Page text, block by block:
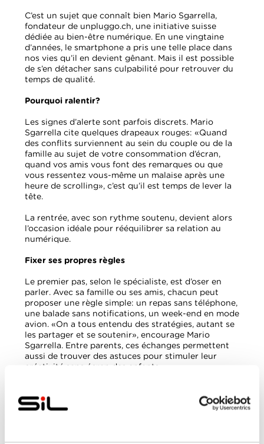
C’est un sujet que connaît bien Mario Sgarrella,
fondateur de unpluggo.ch, une initiative suisse
dédiée au bien-être numérique. En une vingtaine
d’années, le smartphone a pris une telle place dans
nos vies qu’il en devient gênant. Mais il est possible
de s’en détacher sans culpabilité pour retrouver du
temps de qualité.
Pourquoi ralentir?
Les signes d’alerte sont parfois discrets. Mario
Sgarrella cite quelques drapeaux rouges: «Quand
des conflits surviennent au sein du couple ou de la
famille au sujet de votre consommation d’écran,
quand vos amis vous font des remarques ou que
vous ressentez vous-même un malaise après une
heure de scrolling», c’est qu’il est temps de lever la
tête.
La rentrée, avec son rythme soutenu, devient alors
l’occasion idéale pour rééquilibrer sa relation au
numérique.
Fixer ses propres règles
Le premier pas, selon le spécialiste, est d’oser en
parler. Avec sa famille ou ses amis, chacun peut
proposer une règle simple: un repas sans téléphone,
une balade sans notifications, un week-end en mode
avion. «On a tous entendu des stratégies, autant se
les partager et se soutenir», encourage Mario
Sgarrella. Entre parents, ces échanges permettent
aussi de trouver des astuces pour stimuler leur
créativité sans écran des enfants.
C’est une inquiétude répandue. Pourtant, les
souvent bien accepté, voire salué. Dans le quotidien,